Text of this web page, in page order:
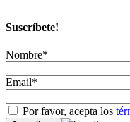
Suscríbete!
Nombre*
Email*
Por favor, acepta los